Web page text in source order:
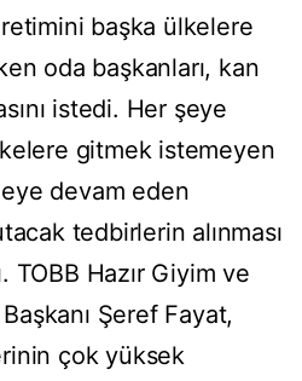
başka ülkelere
oda başkanları, kan
istedi. Her şeye
gitmek istemeyen
devam eden
tedbirlerin alınması
TOBB Hazır Giyim ve
Şeref Fayat,
çok yüksek